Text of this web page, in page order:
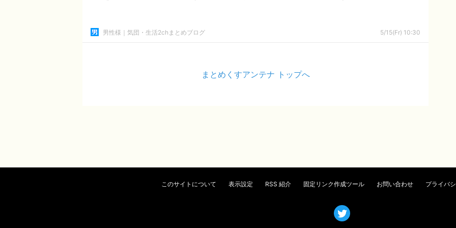
男性様｜気団・生活2chまとめブログ 5/15(Fr) 10:30
まとめくすアンテナ トップへ
このサイトについて 表示設定 RSS 紹介 固定リンク作成ツール お問い合わせ プライバ